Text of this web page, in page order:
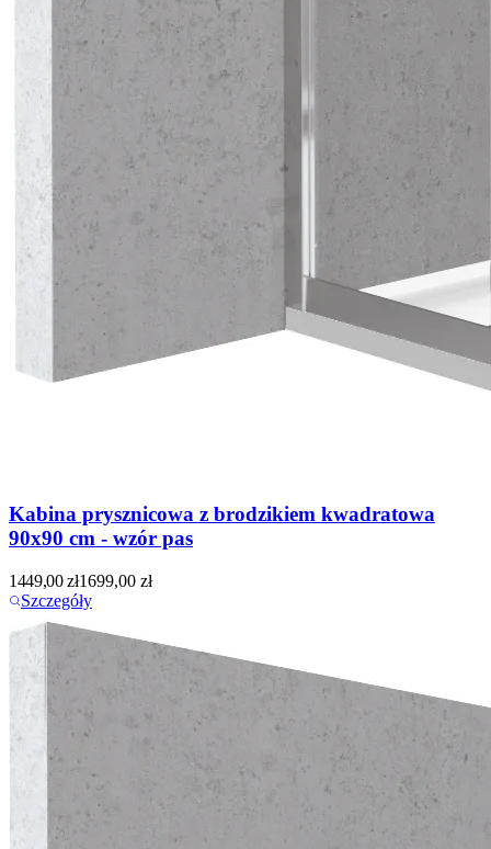
Kabina prysznicowa z brodzikiem kwadratowa
90x90 cm - wzór pas
1449,00zł1699,00zł
Szczegóły